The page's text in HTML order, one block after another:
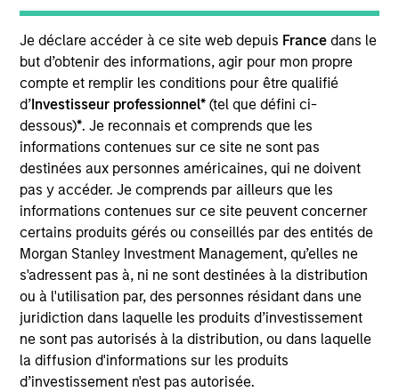
Je déclare accéder à ce site web depuis France dans le
but d’obtenir des informations, agir pour mon propre
compte et remplir les conditions pour être qualifié
d’Investisseur professionnel*(tel que défini ci-
dessous)*. Je reconnais et comprends que les
informations contenues sur ce site ne sont pas
destinées aux personnes américaines, qui ne doivent
pas y accéder. Je comprends par ailleurs que les
informations contenues sur ce site peuvent concerner
certains produits gérés ou conseillés par des entités de
Morgan Stanley Investment Management, qu’elles ne
s'adressent pas à, ni ne sont destinées à la distribution
ou à l'utilisation par, des personnes résidant dans une
juridiction dans laquelle les produits d’investissement
ne sont pas autorisés à la distribution, ou dans laquelle
la diffusion d'informations sur les produits
d’investissement n'est pas autorisée.
TEAM
Emerging Markets Equity Team
Jitania is Deputy CIO of the Solutions and Multi-
Asset Group, Lead Portfolio Manager for the
Passport Equity Strategies and Head of Macro and
Thematic Research for the Emerging Markets Equity
team at Morgan Stanley. She joined Morgan Stanley
in 2006 and has 27 years of investment experience
in global macro economics, country and market
analytics, currency, thematic and equity
investments. In 2021 Jitania was named in
Citywire’s Top 20 female portfolio managers in the
US. Prior to joining the firm, Jitania was an
associate Vice President in private banking at ABN
Amro (Royal Bank of Scotland). Jitania began her